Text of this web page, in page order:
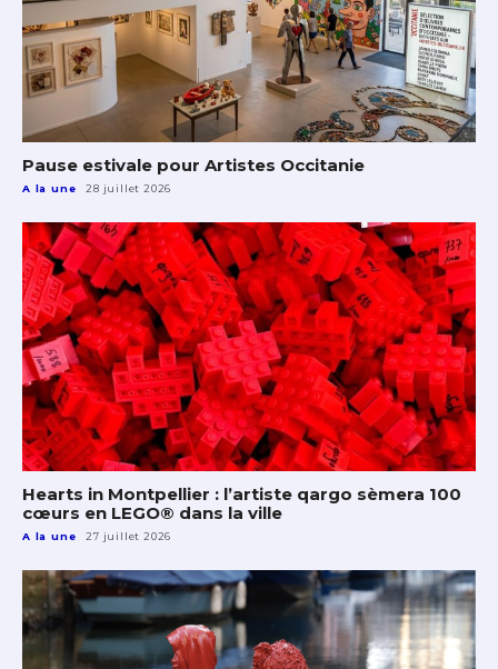
Pause estivale pour Artistes Occitanie
A la une 28 juillet 2026
Hearts in Montpellier : l’artiste qargo sèmera 100
cœurs en LEGO® dans la ville
A la une 27 juillet 2026